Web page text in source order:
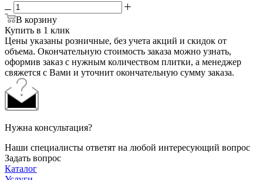
В корзину
Купить в 1 клик
Цены указаны розничные, без учета акций и скидок от
объема. Окончательную стоимость заказа можно узнать,
оформив заказ с нужным количеством плитки, а менеджер
свяжется с Вами и уточнит окончательную сумму заказа.
Нужна консультация?
Наши специалисты ответят на любой интересующий вопрос
Задать вопрос
Каталог